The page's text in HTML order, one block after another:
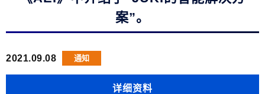
案”。
2021.09.08 通知
详细资料